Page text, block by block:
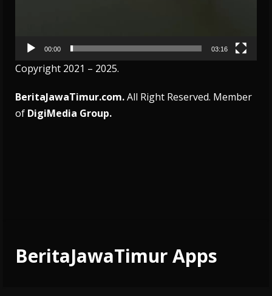
00:00 03:16
Copyright 2021 – 2025.
BeritaJawaTimur.com.All Right Reserved. Member
of DigiMedia Group.
BeritaJawaTimur Apps